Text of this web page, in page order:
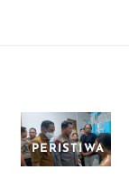
PERISTIWA